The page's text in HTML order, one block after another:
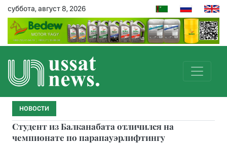
суббота, август 8, 2026
НОВОСТИ
Студент из Балканабата отличился на
чемпионате по парапауэрлифтингу